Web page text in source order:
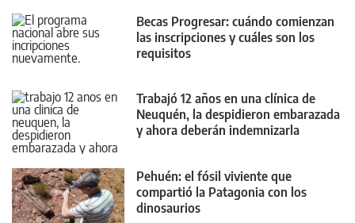
Becas Progresar: cuándo comienzan
las inscripciones y cuáles son los
requisitos
Trabajó 12 años en una clínica de
Neuquén, la despidieron embarazada
y ahora deberán indemnizarla
Pehuén: el fósil viviente que
compartió la Patagonia con los
dinosaurios